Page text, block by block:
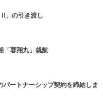
」の引き渡し
「蓉翔丸」就航
ートナーシップ契約を締結しま